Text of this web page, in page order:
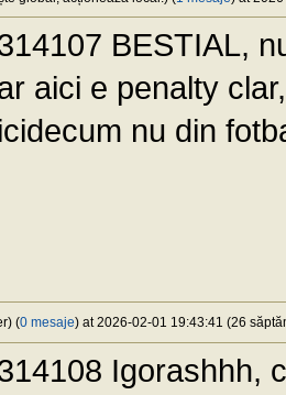
BESTIAL,
aici e penalty
nu din
(0 mesaje) at 2026-02-01 19:43:41 (26
Igorashhh,